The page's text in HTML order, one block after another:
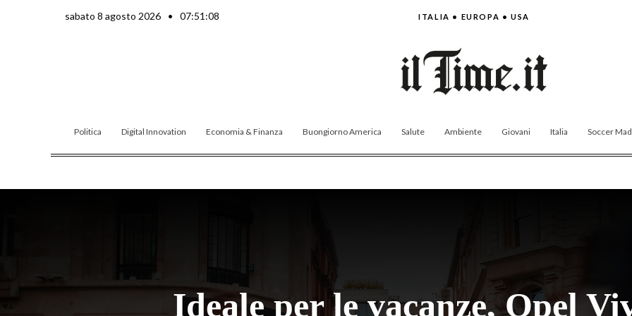
sabato 8 agosto 2026 • 07:51:09 ITALIA • EUROPA • USA
Politica Digital Innovation Economia & Finanza Buongiorno America Salute Ambiente Giovani Italia Soccer
Ideale per le vacanze, Opel